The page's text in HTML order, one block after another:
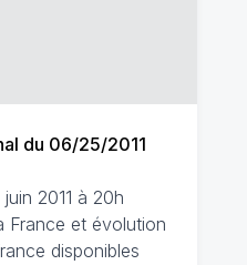
du 06/25/2011
2011 à 20h
France et évolution
disponibles